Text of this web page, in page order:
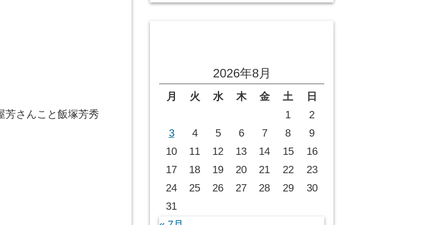
芳さんこと飯塚芳秀
2026年8月
月 火 水 木 金 土
日
1
2
3
4 5 6 7 8
9
10
11 12 13 14 15
16
17
18 19 20 21 22
23
24
25 26 27 28 29
30
31